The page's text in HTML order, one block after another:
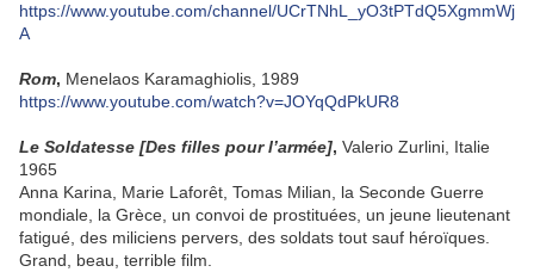
https://www.youtube.com/channel/UCrTNhL_yO3tPTdQ5XgmmWj
A
Rom, Menelaos Karamaghiolis, 1989
https://www.youtube.com/watch?v=JOYqQdPkUR8
Le Soldatesse [Des filles pour l’armée], Valerio Zurlini, Italie
1965
Anna Karina, Marie Laforêt, Tomas Milian, la Seconde Guerre
mondiale, la Grèce, un convoi de prostituées, un jeune lieutenant
fatigué, des miliciens pervers, des soldats tout sauf héroïques.
Grand, beau, terrible film.